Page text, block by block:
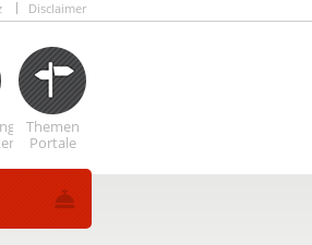
Disclaimer
Themen
Portale